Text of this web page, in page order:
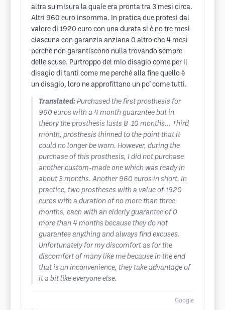
altra su misura la quale era pronta tra 3 mesi circa.
Altri 960 euro insomma. In pratica due protesi dal
valore di 1920 euro con una durata si è no tre mesi
ciascuna con garanzia anziana 0 altro che 4 mesi
perché non garantiscono nulla trovando sempre
delle scuse. Purtroppo del mio disagio come per il
disagio di tanti come me perché alla fine quello è
un disagio, loro ne approfittano un po’ come tutti.
Translated: Purchased the first prosthesis for
960 euros with a 4 month guarantee but in
theory the prosthesis lasts 8-10 months... Third
month, prosthesis thinned to the point that it
could no longer be worn. However, during the
purchase of this prosthesis, I did not purchase
another custom-made one which was ready in
about 3 months. Another 960 euros in short. In
practice, two prostheses with a value of 1920
euros with a duration of no more than three
months, each with an elderly guarantee of 0
more than 4 months because they do not
guarantee anything and always find excuses.
Unfortunately for my discomfort as for the
discomfort of many like me because in the end
that is an inconvenience, they take advantage of
it a bit like everyone else.
Google